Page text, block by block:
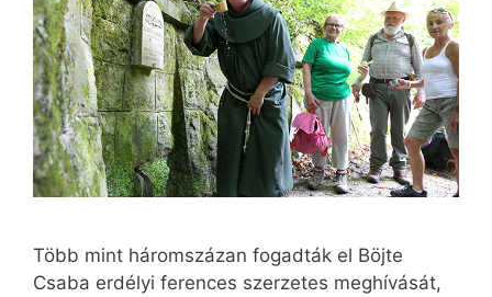
Több mint háromszázan fogadták el Böjte
Csaba erdélyi ferences szerzetes meghívását,